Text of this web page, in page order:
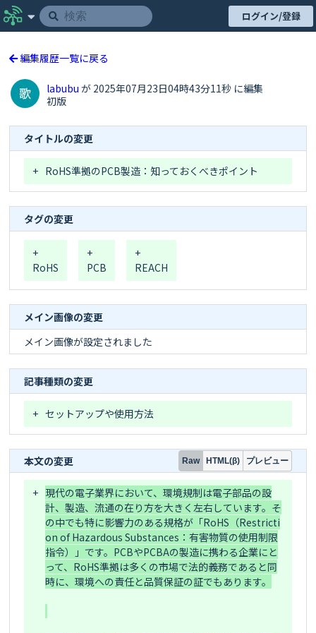
ログイン/登録
編集履歴一覧に戻る
labubuが 2025年07月23日04時43分11秒 に編集
初版
タイトルの変更
+ RoHS準拠のPCB製造：知っておくべきポイント
タグの変更
+
RoHS
+
PCB
+
REACH
メイン画像の変更
メイン画像が設定されました
記事種類の変更
+ セットアップや使用方法
本文の変更 Raw HTML(β) プレビュー
+ 現代の電子業界において、環境規制は電子部品の設
計、製造、流通の在り方を大きく左右しています。そ
の中でも特に影響力のある規格が「RoHS（Restricti
on of Hazardous Substances：有害物質の使用制限
指令）」です。PCBやPCBAの製造に携わる企業にと
って、RoHS準拠は多くの市場で法的義務であると同
時に、環境への責任と品質保証の証でもあります。